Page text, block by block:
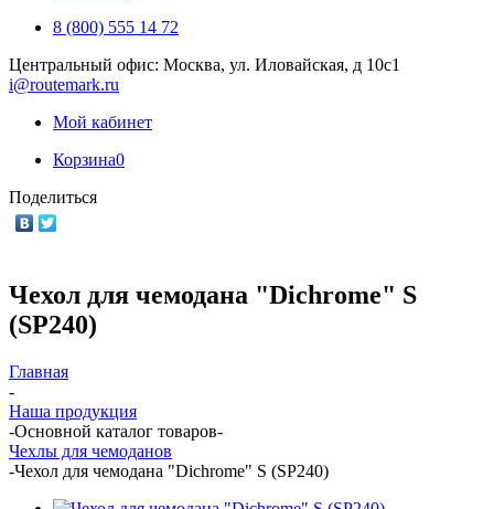
8 (800) 555 14 72
Центральный офис: Москва, ул. Иловайская, д 10с1
i@routemark.ru
Мой кабинет
Корзина0
Поделиться
Чехол для чемодана "Dichrome" S
(SP240)
Главная
-
Наша продукция
-Основной каталог товаров-
Чехлы для чемоданов
-Чехол для чемодана "Dichrome" S (SP240)